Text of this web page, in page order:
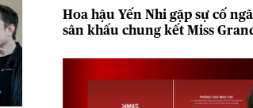
Hoa hậu Yến Nhi gặp sự cố
sân khấu chung kết Miss